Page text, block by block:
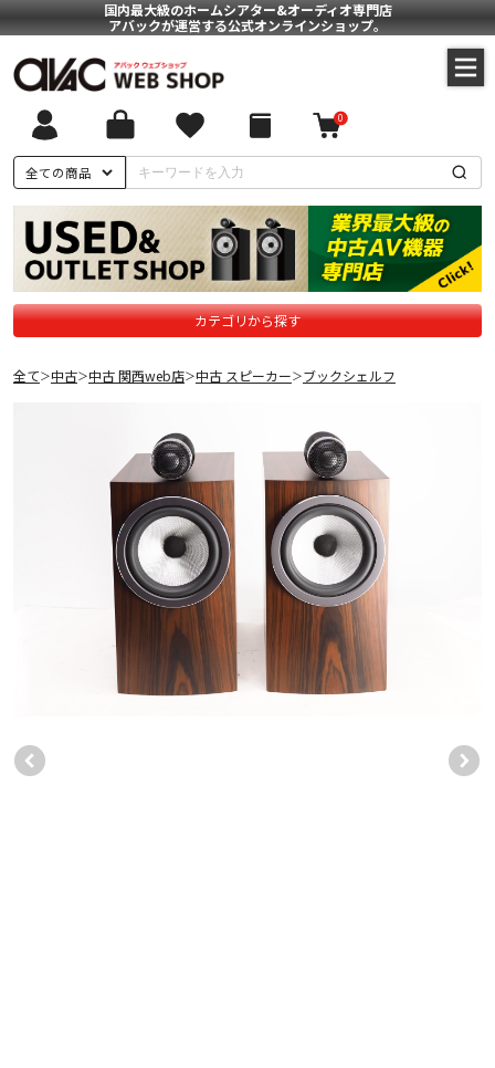
国内最大級のホームシアター&オーディオ専門店
アバックが運営する公式オンラインショップ。
全ての商品
0
カテゴリから探す
全て＞中古＞中古 関西web店＞中古 スピーカー＞ブックシェルフ